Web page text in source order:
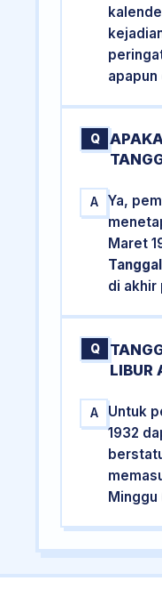
Q
A
Ya,
Maret
di akhir
Q
LIBUR
A
Untuk
1932
Minggu